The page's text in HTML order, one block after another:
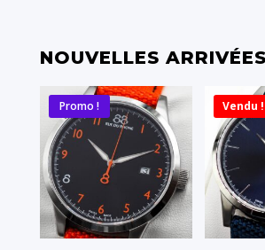
NOUVELLES ARRIVÉES
Promo ! Vendu !